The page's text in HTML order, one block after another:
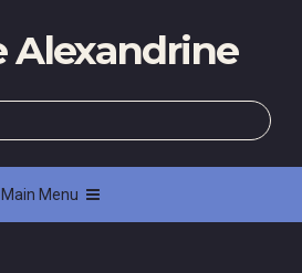
Alexandrine
Main Menu